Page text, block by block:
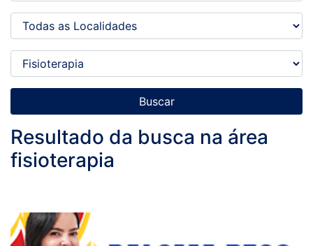
Buscar
Resultado da busca na área
fisioterapia